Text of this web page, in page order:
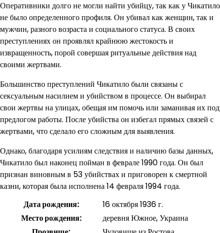
Оперативники долго не могли найти убийцу, так как у Чикатило
не было определенного профиля. Он убивал как женщин, так и
мужчин, разного возраста и социального статуса. В своих
преступлениях он проявлял крайнюю жестокость и
извращенность, порой совершая ритуальные действия над
своими жертвами.
Большинство преступлений Чикатило были связаны с
сексуальным насилием и убийством в процессе. Он выбирал
свои жертвы на улицах, обещая им помочь или заманивая их под
предлогом работы. После убийства он избегал прямых связей с
жертвами, что сделало его сложным для выявления.
Однако, благодаря усилиям следствия и наличию базы данных,
Чикатило был наконец пойман в феврале 1990 года. Он был
признан виновным в 53 убийствах и приговорен к смертной
казни, которая была исполнена 14 февраля 1994 года.
Дата рождения:
16 октября 1936 г.
Место рождения:
деревня Южное, Украина